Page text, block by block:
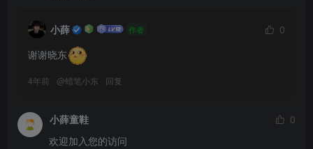
小薛 作者
0
谢谢晓东
4年前 @蜡笔小东 回复
小薛童鞋
0
欢迎加入您的访问